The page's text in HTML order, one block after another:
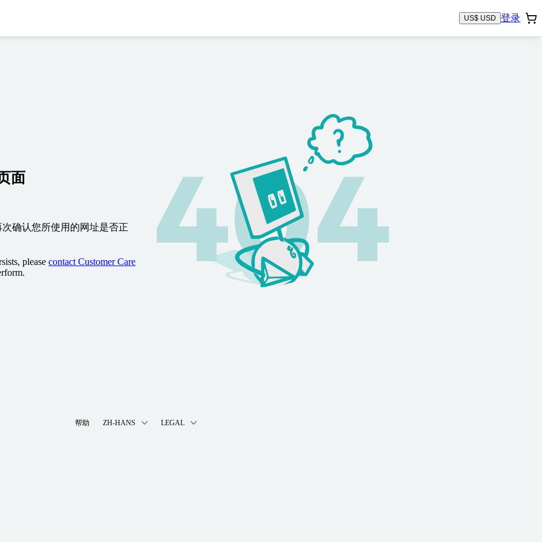
US$ USD 登录
面
确认您所使用的网址是否正
please contact Customer Care
帮助 ZH-HANS LEGAL